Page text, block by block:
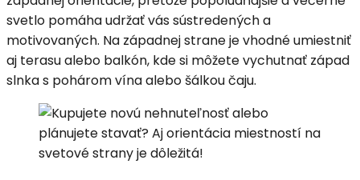
svetlo pomáha udržať vás sústredených a
motivovaných. Na západnej strane je vhodné umiestniť
aj terasu alebo balkón, kde si môžete vychutnať západ
slnka s pohárom vína alebo šálkou čaju.